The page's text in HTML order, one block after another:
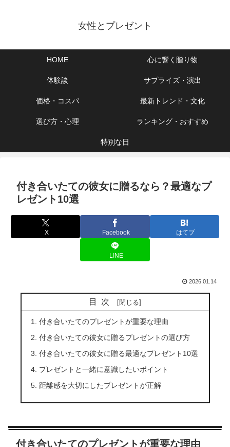
女性とプレゼント
HOME 心に響く贈り物
体験談 サプライズ・演出
価格・コスパ 最新トレンド・文化
選び方・心理 ランキング・おすすめ
特別な日
付き合いたての彼女に贈るなら？最適なプ
レゼント10選
X Facebook はてブ
LINE
2026.01.14
目次
付き合いたてのプレゼントが重要な理由
付き合いたての彼女に贈るプレゼントの選び方
付き合いたての彼女に贈る最適なプレゼント10選
プレゼントと一緒に意識したいポイント
距離感を大切にしたプレゼントが正解
付き合いたてのプレゼントが重要な理由